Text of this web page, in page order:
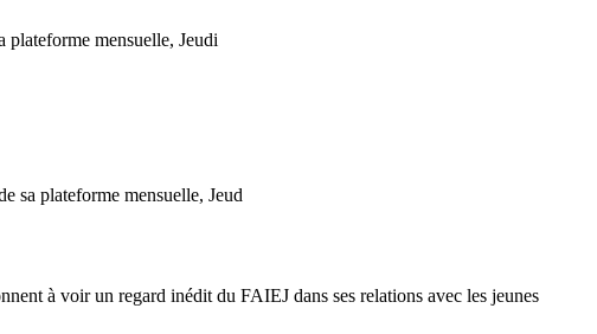
mensuelle, Jeudi
sa plateforme mensuelle, Jeud
à voir un regard inédit du FAIEJ dans ses relations avec les jeunes